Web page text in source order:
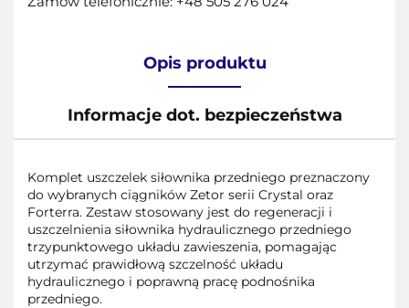
Opis produktu
Informacje dot. bezpieczeństwa
Komplet uszczelek siłownika przedniego preznaczony
do wybranych ciągników Zetor serii Crystal oraz
Forterra. Zestaw stosowany jest do regeneracji i
uszczelnienia siłownika hydraulicznego przedniego
trzypunktowego układu zawieszenia, pomagając
utrzymać prawidłową szczelność układu
hydraulicznego i poprawną pracę podnośnika
przedniego.